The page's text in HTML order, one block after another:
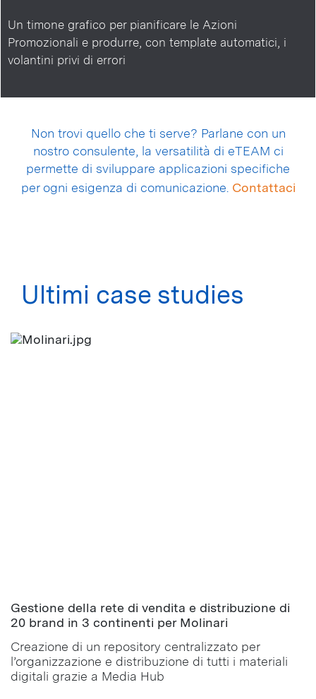
Un timone grafico per pianificare le Azioni
Promozionali e produrre, con template automatici, i
volantini privi di errori
Non trovi quello che ti serve? Parlane con un
nostro consulente, la versatilità di eTEAM ci
permette di sviluppare applicazioni specifiche
per ogni esigenza di comunicazione. Contattaci
Ultimi case studies
Gestione della rete di vendita e distribuzione di
20 brand in 3 continenti per Molinari
Creazione di un repository centralizzato per
l’organizzazione e distribuzione di tutti i materiali
digitali grazie a Media Hub